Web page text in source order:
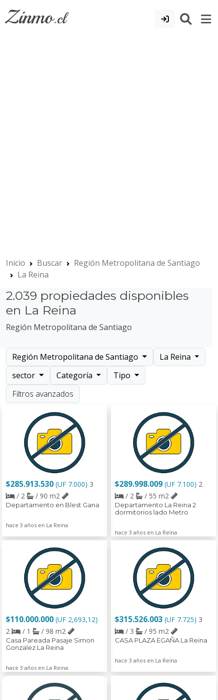
Zinmo.cl
Inicio Buscar
Región Metropolitana de Santiago
La Reina
2.039 propiedades disponibles
en La Reina
Región Metropolitana de Santiago
Región Metropolitana de Santiago
La Reina
sector
Categoría
Tipo
Filtros avanzados
$285.913.530 (UF 7.000) 3
/ 2
/ 90 m2
Departamento en Blest Gana
hace 3 años en La Reina
$289.998.009 (UF 7.100) 2
/ 2
/ 55 m2
Departamento La Reina 2
dormitorios lado Metro
hace 3 años en La Reina
$110.000.000 (UF 2,693,12)
2
/ 1 / 98 m2
Casa Pareada Pasaje Simon
Gonzalez La Reina
hace 3 años en La Reina
$315.526.003 (UF 7.725) 3
/ 3
/ 95 m2
CASA PLAZA EGAÑA La Reina
hace 3 años en La Reina